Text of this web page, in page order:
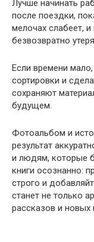
Лучше начинать
после поездки,
мелочах слабеет,
безвозвратно
Если времени
сортировки и
сохраняют
будущем.
Фотоальбом и
результат
и людям, которые
книги осознанно:
строго и
станет не только
рассказов и новых